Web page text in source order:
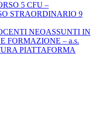
5 CFU –
STRAORDINARIO 9
NEOASSUNTI IN
FORMAZIONE – a.s.
PIATTAFORMA